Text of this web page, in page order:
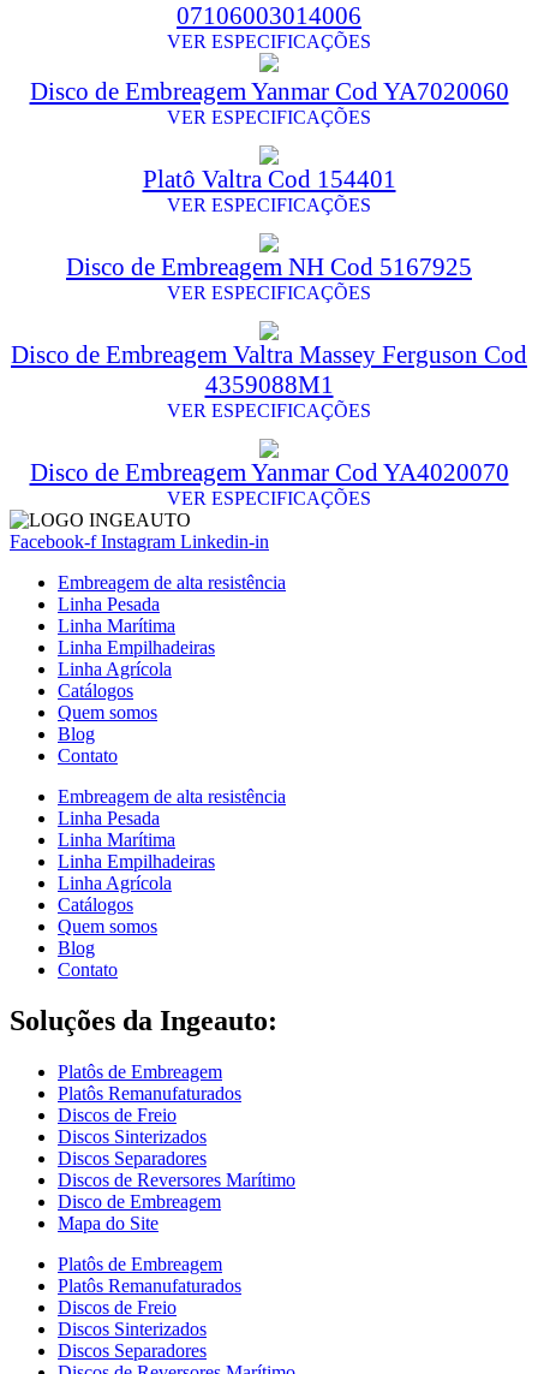
07106003014006
VER ESPECIFICAÇÕES
Disco de Embreagem Yanmar Cod YA7020060
VER ESPECIFICAÇÕES
Platô Valtra Cod 154401
VER ESPECIFICAÇÕES
Disco de Embreagem NH Cod 5167925
VER ESPECIFICAÇÕES
Disco de Embreagem Valtra Massey Ferguson Cod
4359088M1
VER ESPECIFICAÇÕES
Disco de Embreagem Yanmar Cod YA4020070
VER ESPECIFICAÇÕES
Facebook-f Instagram Linkedin-in
Embreagem de alta resistência
Linha Pesada
Linha Marítima
Linha Empilhadeiras
Linha Agrícola
Catálogos
Quem somos
Blog
Contato
Embreagem de alta resistência
Linha Pesada
Linha Marítima
Linha Empilhadeiras
Linha Agrícola
Catálogos
Quem somos
Blog
Contato
Soluções da Ingeauto:
Platôs de Embreagem
Platôs Remanufaturados
Discos de Freio
Discos Sinterizados
Discos Separadores
Discos de Reversores Marítimo
Disco de Embreagem
Mapa do Site
Platôs de Embreagem
Platôs Remanufaturados
Discos de Freio
Discos Sinterizados
Discos Separadores